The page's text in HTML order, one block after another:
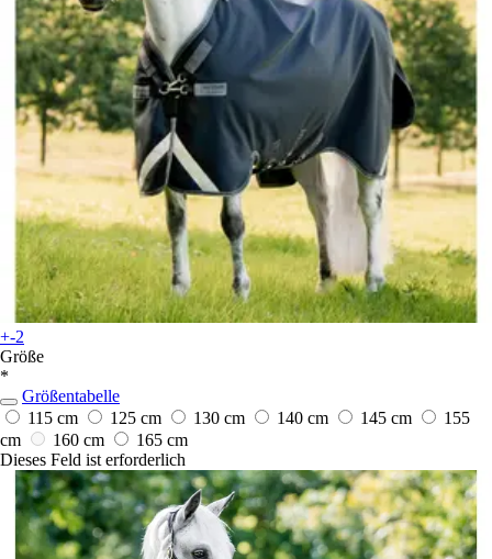
+-2
Größe
*
Größentabelle
115 cm
125 cm 130 cm 140 cm 145 cm
155
cm
160 cm
165 cm
Dieses Feld ist erforderlich